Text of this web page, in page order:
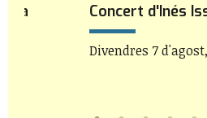
Concert d'Inés
Divendres 7